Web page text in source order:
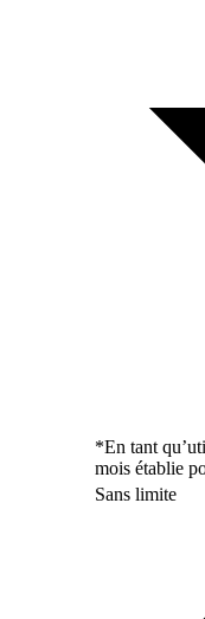
*En tant
mois établie
Sans limite